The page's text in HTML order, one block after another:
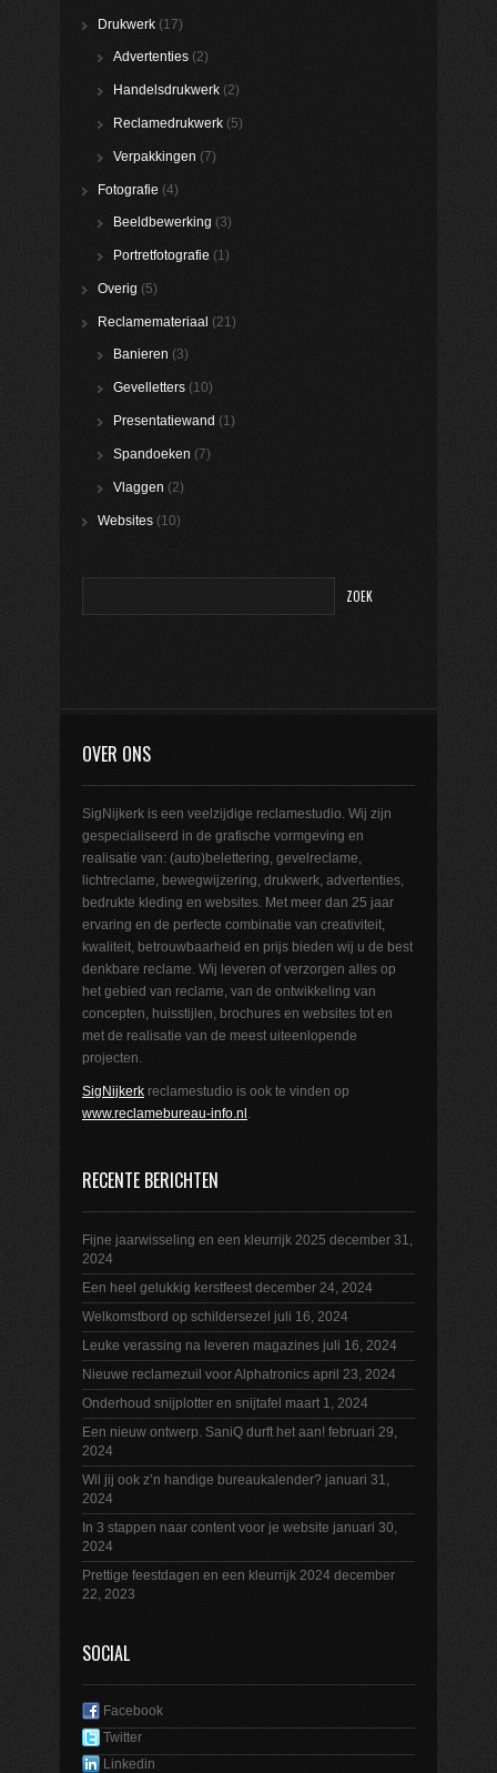
Drukwerk (17)
Advertenties (2)
Handelsdrukwerk (2)
Reclamedrukwerk (5)
Verpakkingen (7)
Fotografie (4)
Beeldbewerking (3)
Portretfotografie (1)
Overig (5)
Reclamemateriaal (21)
Banieren (3)
Gevelletters (10)
Presentatiewand (1)
Spandoeken (7)
Vlaggen (2)
Websites (10)
OVER ONS
SigNijkerk is een veelzijdige reclamestudio. Wij zijn
gespecialiseerd in de grafische vormgeving en
realisatie van: (auto)belettering, gevelreclame,
lichtreclame, bewegwijzering, drukwerk, advertenties,
bedrukte kleding en websites. Met meer dan 25 jaar
ervaring en de perfecte combinatie van creativiteit,
kwaliteit, betrouwbaarheid en prijs bieden wij u de best
denkbare reclame. Wij leveren of verzorgen alles op
het gebied van reclame, van de ontwikkeling van
concepten, huisstijlen, brochures en websites tot en
met de realisatie van de meest uiteenlopende
projecten.
SigNijkerk reclamestudio is ook te vinden op
www.reclamebureau-info.nl
RECENTE BERICHTEN
Fijne jaarwisseling en een kleurrijk 2025 december 31,
2024
Een heel gelukkig kerstfeest december 24, 2024
Welkomstbord op schildersezel juli 16, 2024
Leuke verassing na leveren magazines juli 16, 2024
Nieuwe reclamezuil voor Alphatronics april 23, 2024
Onderhoud snijplotter en snijtafel maart 1, 2024
Een nieuw ontwerp. SaniQ durft het aan! februari 29,
2024
Wil jij ook z’n handige bureaukalender? januari 31,
2024
In 3 stappen naar content voor je website januari 30,
2024
Prettige feestdagen en een kleurrijk 2024 december
22, 2023
SOCIAL
Facebook
Twitter
Linkedin